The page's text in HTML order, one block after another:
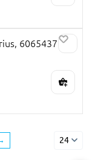
6065437
24